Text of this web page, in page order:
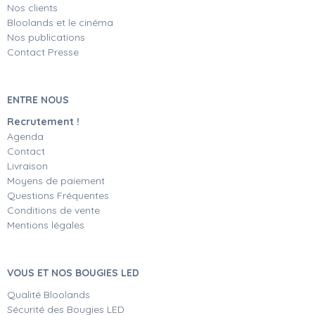
Nos clients
Bloolands et le cinéma
Nos publications
Contact Presse
ENTRE NOUS
Recrutement !
Agenda
Contact
Livraison
Moyens de paiement
Questions Fréquentes
Conditions de vente
Mentions légales
VOUS ET NOS BOUGIES LED
Qualité Bloolands
Sécurité des Bougies LED